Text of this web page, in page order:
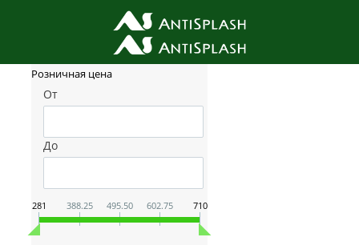
Фильтр товаров
Розничная цена
От
До
281 388.25 495.50 602.75 710